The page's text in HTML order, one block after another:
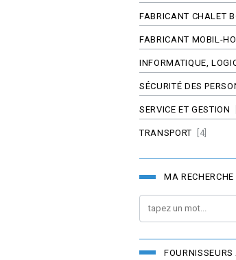
FABRICANT CHALET
FABRICANT MOBIL-
INFORMATIQUE,
SÉCURITÉ DES
SERVICE ET GESTION
TRANSPORT [4]
MA RECHERCHE